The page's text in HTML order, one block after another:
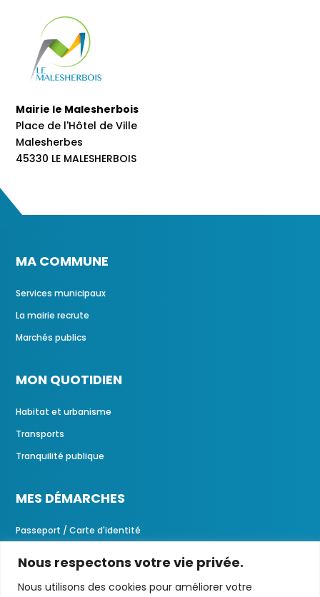
Nous respectons votre vie privée.
Nous utilisons des cookies pour améliorer votre
Mairie le Malesherbois
Place de l'Hôtel de Ville
Malesherbes
45330 LE MALESHERBOIS
MA COMMUNE
Services municipaux
La mairie recrute
Marchés publics
MON QUOTIDIEN
Habitat et urbanisme
Transports
Tranquilité publique
MES DÉMARCHES
Passeport / Carte d'identité
Portail familles